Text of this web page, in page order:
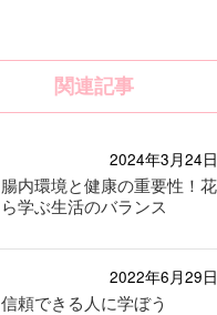
関連記事
2024年3月24日
腸内環境と健康の重要性！
ら学ぶ生活のバランス
2022年6月29日
信頼できる人に学ぼう